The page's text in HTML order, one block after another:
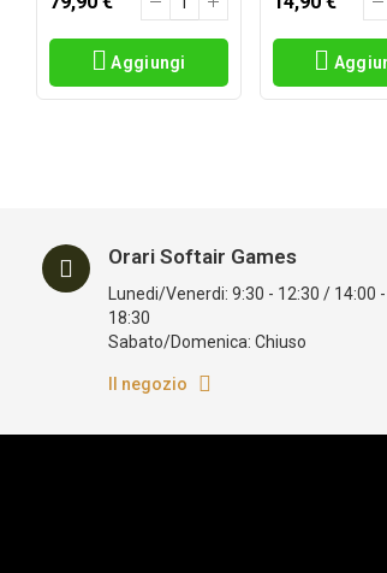
Aggiungi
Orari Softair Games
Lunedi/Venerdi: 9:30 - 12:30 / 14:00 -
18:30
Sabato/Domenica: Chiuso
Il negozio